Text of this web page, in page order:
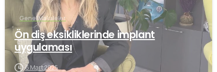
Genel Makaleler
Ön diş eksikliklerinde implant
uygulaması
6 Mart 2025